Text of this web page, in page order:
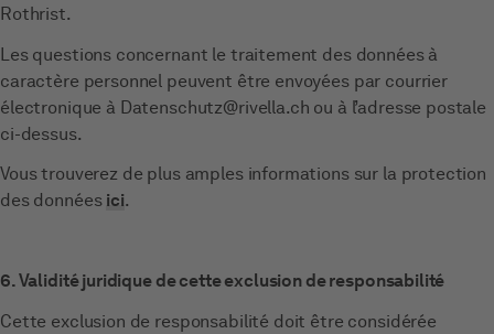
Rothrist.
Les questions concernant le traitement des données à
caractère personnel peuvent être envoyées par courrier
électronique à Datenschutz@rivella.ch ou à l’adresse postale
ci-dessus.
Vous trouverez de plus amples informations sur la protection
des données ici.
6. Validité juridique de cette exclusion de responsabilité
Cette exclusion de responsabilité doit être considérée